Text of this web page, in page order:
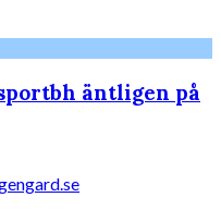
äntligen på